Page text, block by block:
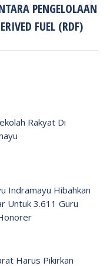
PENGELOLAAN
FUEL (RDF)
Rakyat Di
Indramayu Hibahkan
Untuk 3.611 Guru
Harus Pikirkan